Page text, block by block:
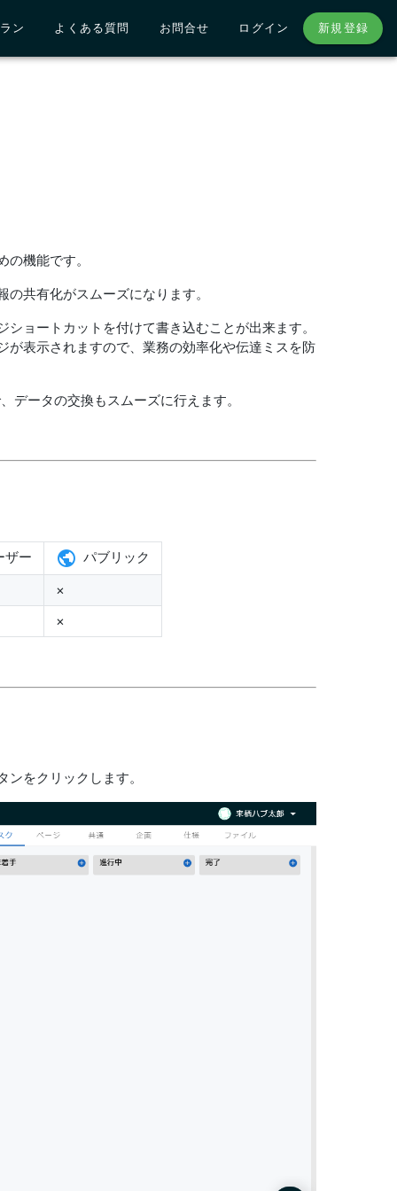
ン よくある質問 お問合せ ログイン 新規登録
機能です。
共有化がスムーズになります。
ョートカットを付けて書き込むことが出来ます。
表示されますので、業務の効率化や伝達ミスを防
ータの交換もスムーズに行えます。
ザー
パブリック
×
×
をクリックします。